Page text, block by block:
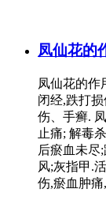
凤仙花的
凤仙花的作
闭经,跌打
伤、手癣.
止痛; 解毒
后瘀血未尽
风;灰指甲.
伤,瘀血肿